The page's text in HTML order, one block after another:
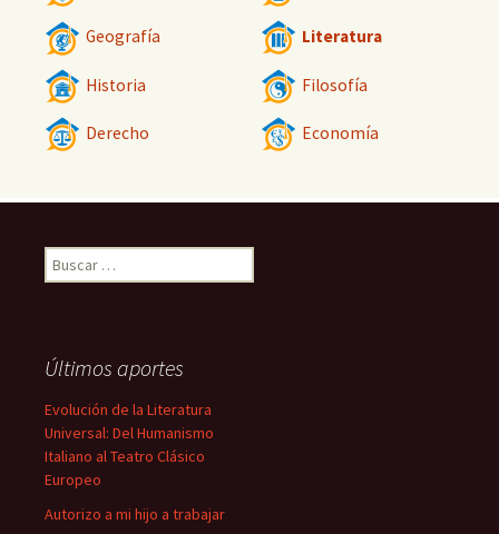
Geografía Literatura
Historia Filosofía
Derecho Economía
Buscar:
Últimos aportes
Evolución de la Literatura
Universal: Del Humanismo
Italiano al Teatro Clásico
Europeo
Autorizo a mi hijo a trabajar